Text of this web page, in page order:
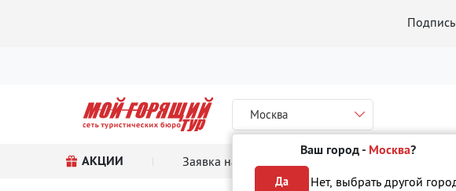
Москва
Ваш город - Москва?
Да Нет, выбрать другой
АКЦИИ Заявка на тур Поиск тура онлайн